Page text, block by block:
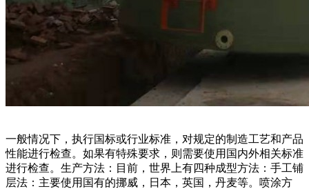
一般情况下，执行国标或行业标准，对规定的制造工艺和产品
性能进行检查。如果有特殊要求，则需要使用国内外相关标准
进行检查。生产方法：目前，世界上有四种成型方法：手工铺
层法：主要使用国有的挪威，日本，英国，丹麦等。喷涂方